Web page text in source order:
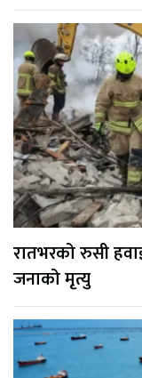
रातभरको रुसी
जनाको मृत्यु